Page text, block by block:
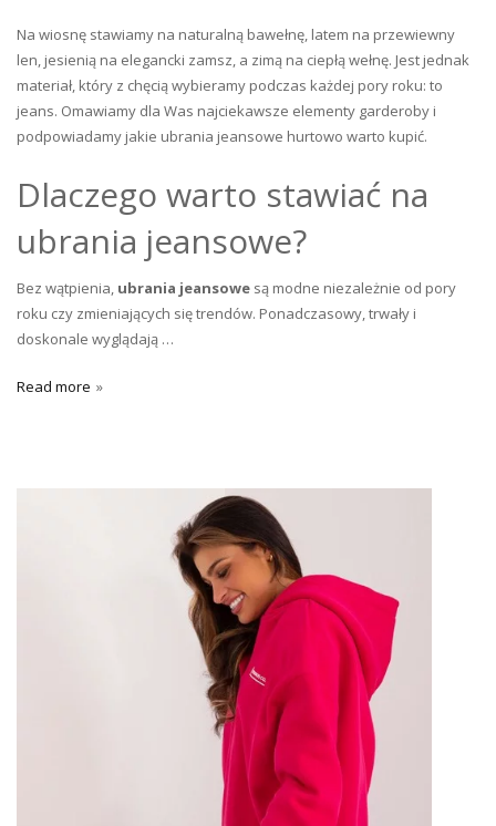
Na wiosnę stawiamy na naturalną bawełnę, latem na przewiewny
len, jesienią na elegancki zamsz, a zimą na ciepłą wełnę. Jest jednak
materiał, który z chęcią wybieramy podczas każdej pory roku: to
jeans. Omawiamy dla Was najciekawsze elementy garderoby i
podpowiadamy jakie ubrania jeansowe hurtowo warto kupić.
Dlaczego warto stawiać na
ubrania jeansowe?
Bez wątpienia, ubrania jeansowe są modne niezależnie od pory
roku czy zmieniających się trendów. Ponadczasowy, trwały i
doskonale wyglądają …
Read more